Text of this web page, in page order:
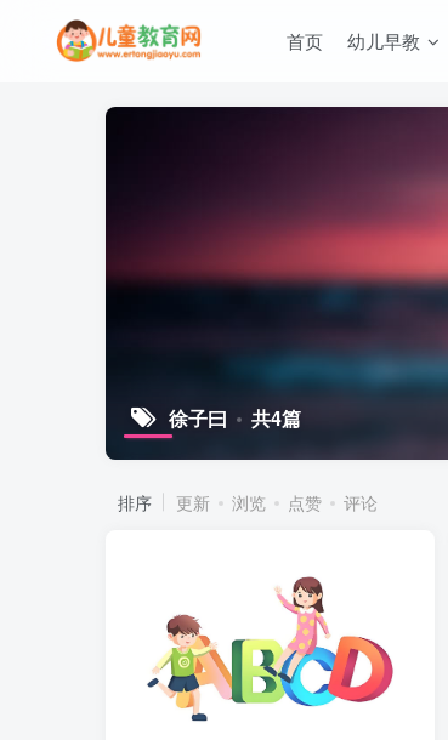
首页 幼儿早教
徐子曰 共4篇
排序 更新 浏览 点赞 评论